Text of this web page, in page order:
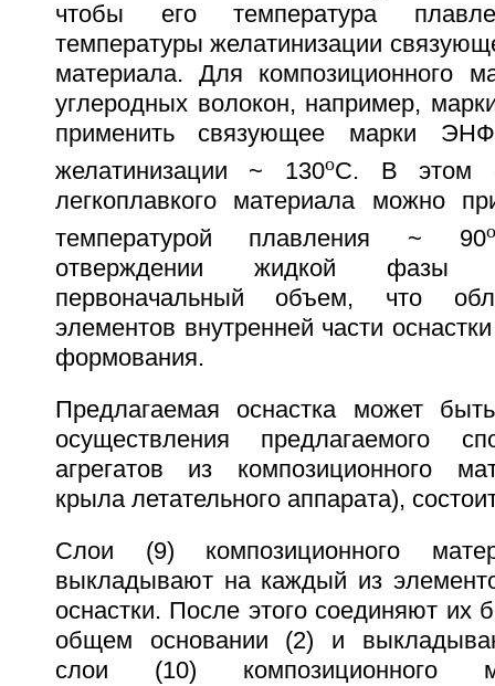
чтобы его температура
температуры желатинизации
материала. Для композиционного
углеродных волокон, например,
применить связующее марки
желатинизации ~ 130oС. В этом
легкоплавкого материала можно
температурой плавления ~ 90o
отверждении жидкой фазы
первоначальный объем, что
элементов внутренней части
формования.
Предлагаемая оснастка может
осуществления предлагаемого
агрегатов из композиционного
крыла летательного аппарата),
Слои (9) композиционного
выкладывают на каждый из
оснастки. После этого соединяют их
общем основании (2) и
слои (10) композиционного